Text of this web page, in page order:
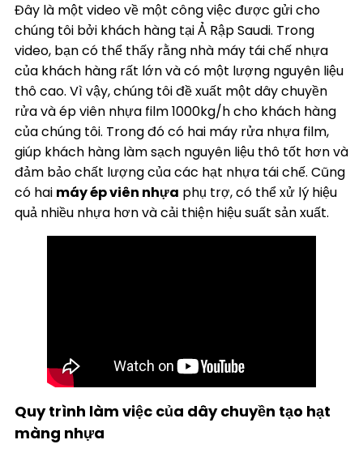
Đây là một video về một công việc được gửi cho
chúng tôi bởi khách hàng tại Ả Rập Saudi. Trong
video, bạn có thể thấy rằng nhà máy tái chế nhựa
của khách hàng rất lớn và có một lượng nguyên liệu
thô cao. Vì vậy, chúng tôi đề xuất một dây chuyền
rửa và ép viên nhựa film 1000kg/h cho khách hàng
của chúng tôi. Trong đó có hai máy rửa nhựa film,
giúp khách hàng làm sạch nguyên liệu thô tốt hơn và
đảm bảo chất lượng của các hạt nhựa tái chế. Cũng
có hai máy ép viên nhựa phụ trợ, có thể xử lý hiệu
quả nhiều nhựa hơn và cải thiện hiệu suất sản xuất.
Quy trình làm việc của dây chuyền tạo hạt
màng nhựa